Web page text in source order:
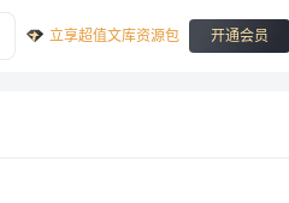
立享超值文库资源包 开通会员